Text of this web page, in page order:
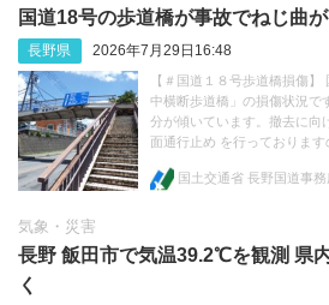
国道18号の歩道橋が事故でねじ曲
長野県 2026年7月29日16:48
【＃国道１８号歩道橋損傷
中横断歩道橋」の損傷状況で
分が傾いています。撤去に向
面通行止め を行っておりま
国土交通省 長野国道事務
気象・災害
長野 飯田市で気温39.2℃を観測 県
く